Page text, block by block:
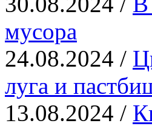
мусора
24.08.2024 /
луга и
13.08.2024 /